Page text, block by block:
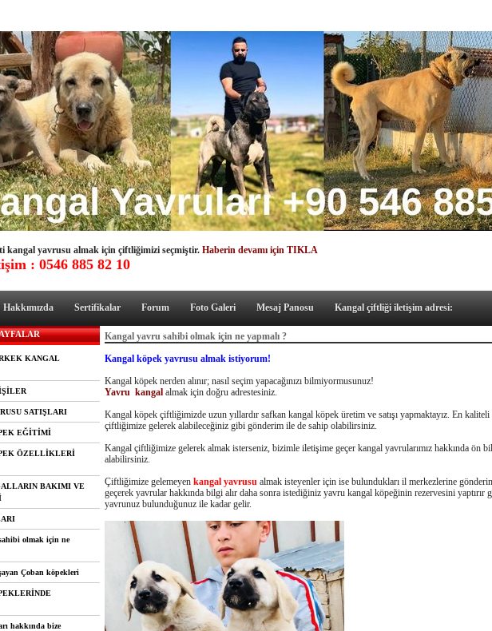
kangal yavrusu almak için çiftliğimizi seçmiştir. Haberin devamı için TIKLA
: 0546 885 82 10
Hakkımızda Sertifikalar Forum Foto Galeri Mesaj Panosu Kangal çiftliği iletişim adresi:
KANGAL
SATIŞLARI
EĞİTİMİ
ÖZELLİKLERİ
BAKIMI VE
olmak için ne
Çoban köpekleri
hakkında bize
Kangal yavru sahibi olmak için ne yapmalı ?
Kangal köpek yavrusu almak istiyorum!
Kangal köpek nerden alınır; nasıl seçim yapacağınızı bilmiyormusunuz!
Yavru kangal almak için doğru adrestesiniz.
Kangal köpek çiftliğimizde uzun yıllardır safkan kangal köpek üretim ve satışı yapmaktayız. En
çiftliğimize gelerek alabileceğiniz gibi gönderim ile de sahip olabilirsiniz.
Kangal çiftliğimize gelerek almak isterseniz, bizimle iletişime geçer kangal yavrularımız hakkında ön
alabilirsiniz.
Çiftliğimize gelemeyen kangal yavrusu almak isteyenler için ise bulundukları il merkezlerine
geçerek yavrular hakkında bilgi alır daha sonra istediğiniz yavru kangal köpeğinin rezervesini yaptırır
yavrunuz bulunduğunuz ile kadar gelir.